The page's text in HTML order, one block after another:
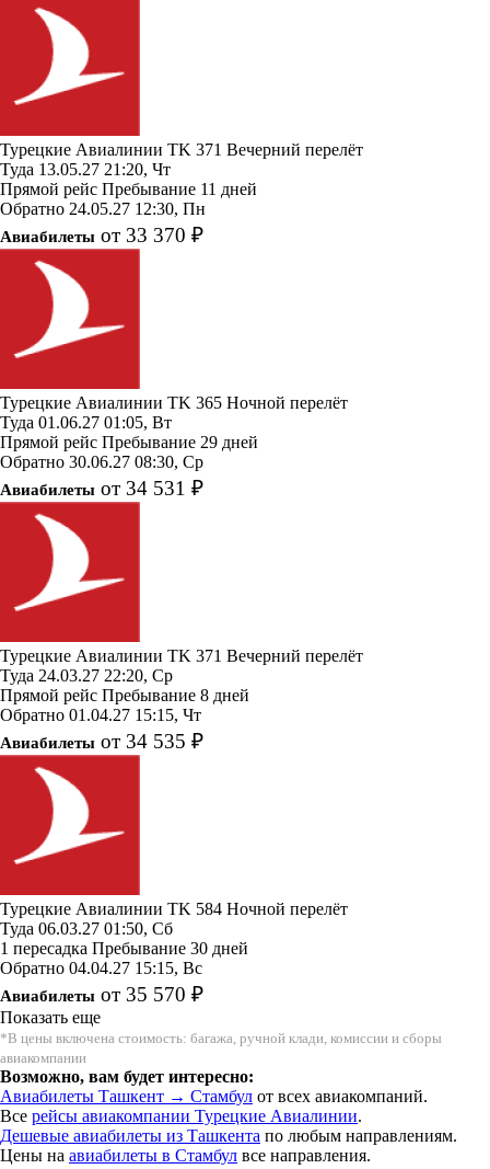
Турецкие Авиалинии TK 371 Вечерний перелёт
Туда 13.05.27 21:20, Чт
Прямой рейс Пребывание 11 дней
Обратно 24.05.27 12:30, Пн
Авиабилеты от 33 370 ₽
Турецкие Авиалинии TK 365 Ночной перелёт
Туда 01.06.27 01:05, Вт
Прямой рейс Пребывание 29 дней
Обратно 30.06.27 08:30, Ср
Авиабилеты от 34 531 ₽
Турецкие Авиалинии TK 371 Вечерний перелёт
Туда 24.03.27 22:20, Ср
Прямой рейс Пребывание 8 дней
Обратно 01.04.27 15:15, Чт
Авиабилеты от 34 535 ₽
Турецкие Авиалинии TK 584 Ночной перелёт
Туда 06.03.27 01:50, Сб
1 пересадка Пребывание 30 дней
Обратно 04.04.27 15:15, Вс
Авиабилеты от 35 570 ₽
Показать еще
*В цены включена стоимость: багажа, ручной клади, комиссии и сборы
авиакомпании
Возможно, вам будет интересно:
Авиабилеты Ташкент → Стамбул от всех авиакомпаний.
Все рейсы авиакомпании Турецкие Авиалинии.
Дешевые авиабилеты из Ташкента по любым направлениям.
Цены на авиабилеты в Стамбул все направления.